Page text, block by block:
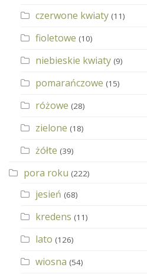
czerwone kwiaty (11)
fioletowe (10)
niebieskie kwiaty (9)
pomarańczowe (15)
różowe (28)
zielone (18)
żółte (39)
pora roku (222)
jesień (68)
kredens (11)
lato (126)
wiosna (54)